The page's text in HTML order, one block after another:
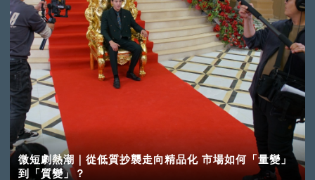
微短劇熱潮｜從低質抄襲走向精品化 市場如何「量變」
到「質變」？